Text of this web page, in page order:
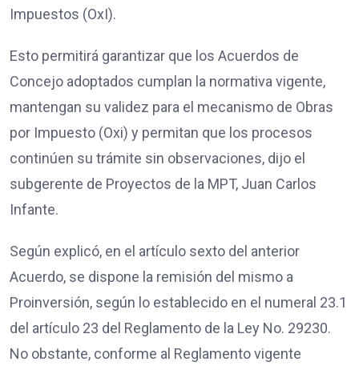
Impuestos (OxI).
Esto permitirá garantizar que los Acuerdos de
Concejo adoptados cumplan la normativa vigente,
mantengan su validez para el mecanismo de Obras
por Impuesto (Oxi) y permitan que los procesos
continúen su trámite sin observaciones, dijo el
subgerente de Proyectos de la MPT, Juan Carlos
Infante.
Según explicó, en el artículo sexto del anterior
Acuerdo, se dispone la remisión del mismo a
Proinversión, según lo establecido en el numeral 23.1
del artículo 23 del Reglamento de la Ley No. 29230.
No obstante, conforme al Reglamento vigente